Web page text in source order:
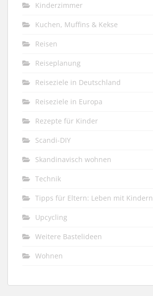
Kinderzimmer
Kuchen, Muffins & Kekse
Reisen
Reiseplanung
Reiseziele in Deutschland
Reiseziele in Europa
Rezepte für Kinder
Scandi-DIY
Skandinavisch wohnen
Technik
Tipps für Eltern: Leben mit Kindern
Upcycling
Weitere Bastelideen
Wohnen